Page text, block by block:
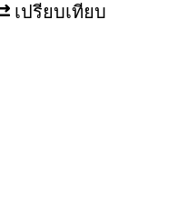
เปรียบเทียบ